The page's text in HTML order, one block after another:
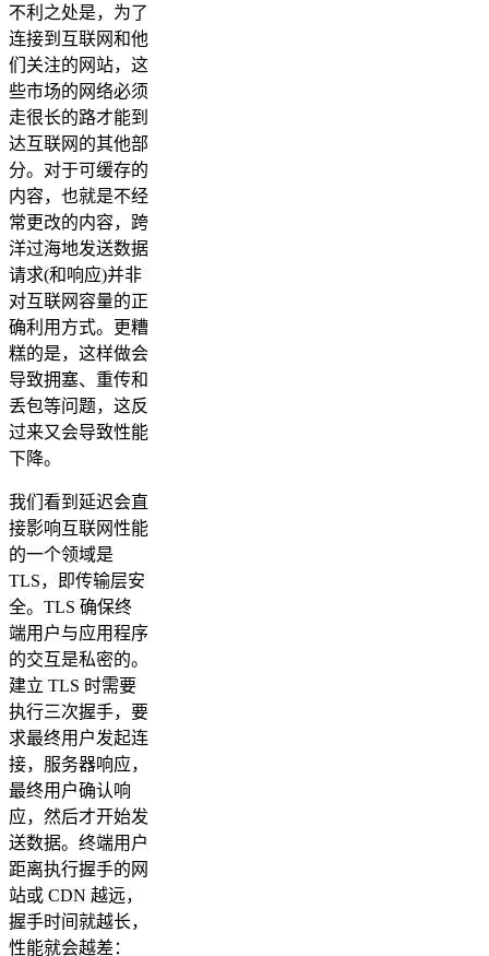
不利之处是，为了
连接到互联网和他
们关注的网站，这
些市场的网络必须
走很长的路才能到
达互联网的其他部
分。对于可缓存的
内容，也就是不经
常更改的内容，跨
洋过海地发送数据
请求(和响应)并非
对互联网容量的正
确利用方式。更糟
糕的是，这样做会
导致拥塞、重传和
丢包等问题，这反
过来又会导致性能
下降。
我们看到延迟会直
接影响互联网性能
的一个领域是
TLS，即传输层安
全。TLS 确保终
端用户与应用程序
的交互是私密的。
建立 TLS 时需要
执行三次握手，要
求最终用户发起连
接，服务器响应，
最终用户确认响
应，然后才开始发
送数据。终端用户
距离执行握手的网
站或 CDN 越远，
握手时间就越长，
性能就会越差：